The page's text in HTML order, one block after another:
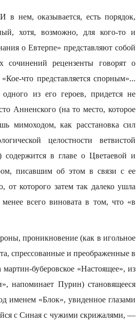
в нем, оказывается, есть порядок,
хотя, возможно, для кого-то и
о Евтерпе» представляют собой
сочинений рецензенты говорят о
что представляется спорным»...
из его героев, придется не
Анненского (на то место, которое
мимоходом, как расстановка сил
целостности ветвистой
содержится в главе о Цветаевой и
писавшим об этом в связи с ее
от которого затем так далеко ушла
всего виновата в том, что «в
проникновение (как в игольное
спрессованные и преображенные в
буберовское «Настоящее», из
напоминает Пурин) становящееся
именем «Блок», увиденное глазами
с Синая с чужими скрижалями, —